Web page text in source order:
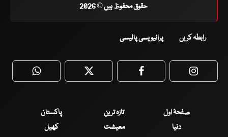
حقوق محفوظ ہیں © 2026
رابطہ کریں پرائیویسی پالیسی
WhatsApp Twitter Facebook
صفحۂ اول تازہ ترین
پاکستان
دنیا
معیشت
کھیل